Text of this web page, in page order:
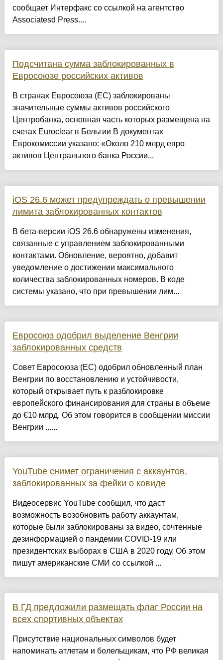
сообщает Интерфакс со ссылкой на агентство
Associatesd Press....
Подсчитана сумма заблокированных в
Евросоюзе российских активов
В странах Евросоюза (ЕС) заблокированы
значительные суммы активов российского
Центробанка, основная часть которых размещена на
счетах Euroclear в Бельгии В документах
Еврокомиссии указано: «Около 210 млрд евро
активов Центрального банка России...
iOS 26.6 может предупреждать о превышении
лимита заблокированных контактов
В бета-версии iOS 26.6 обнаружены изменения,
связанные с управлением заблокированными
контактами. Обновление, вероятно, добавит
уведомление о достижении максимального
количества заблокированных номеров. В коде
системы указано, что при превышении лим...
Евросоюз одобрил выделение Венгрии
заблокированных средств
Совет Евросоюза (ЕС) одобрил обновленный план
Венгрии по восстановлению и устойчивости,
который открывает путь к разблокировке
европейского финансирования для страны в объеме
до €10 млрд. Об этом говорится в сообщении миссии
Венгрии ......
YouTube снимет ограничения с аккаунтов,
заблокированных за фейки о ковиде
Видеосервис YouTube сообщил, что даст
возможность возобновить работу аккаунтам,
которые были заблокированы за видео, сочтенные
дезинформацией о пандемии COVID-19 или
президентских выборах в США в 2020 году. Об этом
пишут американские СМИ со ссылкой ...
В ГД предложили размещать флаг России на
всех спортивных объектах
Присутствие национальных символов будет
напоминать атлетам и болельщикам, что РФ великая